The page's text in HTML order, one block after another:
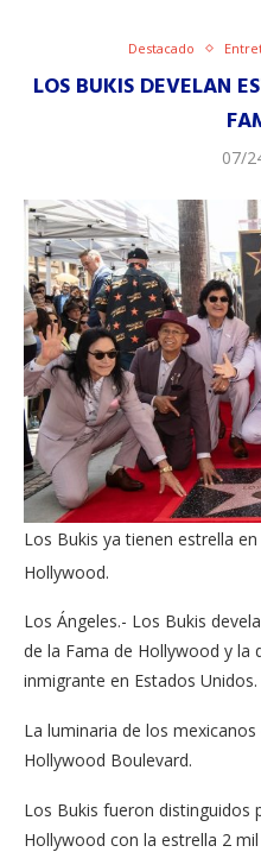
Destacado
LOS BUKIS DEVELAN
07/
Los Bukis ya tienen estrella
Hollywood.
Los Ángeles.- Los Bukis
de la Fama de Hollywood y la
inmigrante en Estados Unidos.
La luminaria de los
Hollywood Boulevard.
Los Bukis fueron distinguidos
Hollywood con la estrella 2